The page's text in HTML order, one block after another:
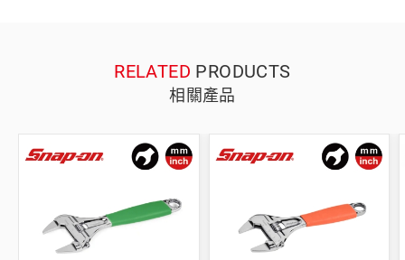
RELATED PRODUCTS
相關產品